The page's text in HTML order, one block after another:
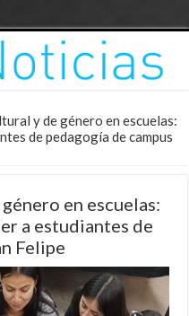
y de género en escuelas:
de pedagogía de campus
en escuelas:
a estudiantes de
Felipe